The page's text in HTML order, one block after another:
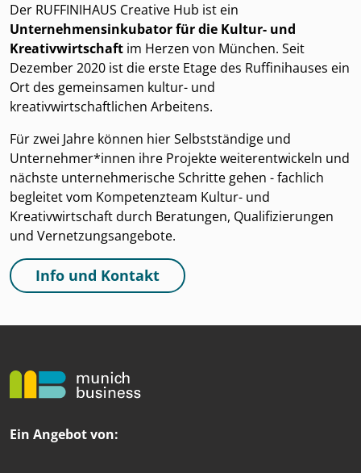
Der RUFFINIHAUS Creative Hub ist ein
Unternehmensinkubator für die Kultur- und
Kreativwirtschaft im Herzen von München. Seit
Dezember 2020 ist die erste Etage des Ruffinihauses ein
Ort des gemeinsamen kultur- und
kreativwirtschaftlichen Arbeitens.
Für zwei Jahre können hier Selbstständige und
Unternehmer*innen ihre Projekte weiterentwickeln und
nächste unternehmerische Schritte gehen - fachlich
begleitet vom Kompetenzteam Kultur- und
Kreativwirtschaft durch Beratungen, Qualifizierungen
und Vernetzungsangebote.
Info und Kontakt
Ein Angebot von: